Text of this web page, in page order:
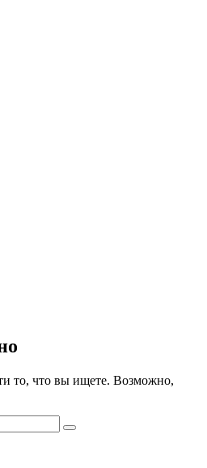
то, что вы ищете. Возможно,